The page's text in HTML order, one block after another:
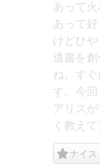
あって
あって
けどひ
遺書を
ね。す
す。今
アリス
く教え
ナイス